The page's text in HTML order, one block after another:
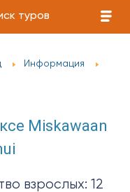
туров
Информация
Miskawaan
взрослых: 12